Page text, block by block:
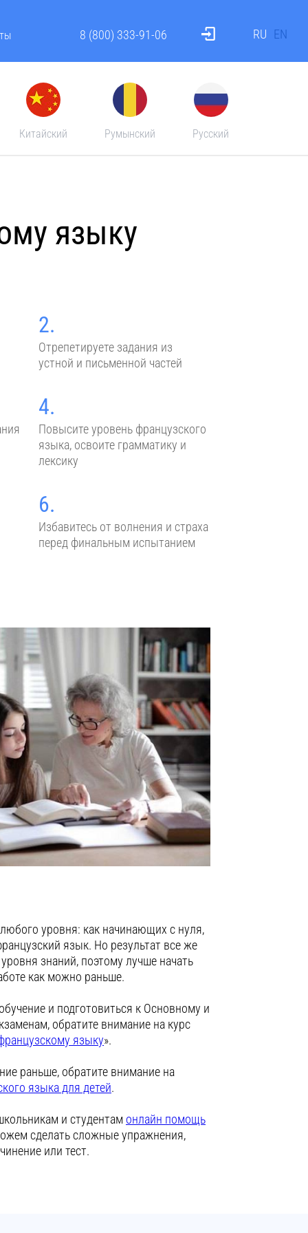
8 (800) 333-91-06 RU EN
Китайский Румынский Русский
языку
2.
Отрепетируете задания из
устной и письменной частей
4.
Повысите уровень французского
языка, освоите грамматику и
лексику
6.
Избавитесь от волнения и страха
перед финальным испытанием
уровня: как начинающих с нуля,
язык. Но результат все же
знаний, поэтому лучше начать
как можно раньше.
и подготовиться к Основному и
обратите внимание на курс
языку».
раньше, обратите внимание на
языка для детей.
и студентам онлайн помощь
сделать сложные упражнения,
или тест.